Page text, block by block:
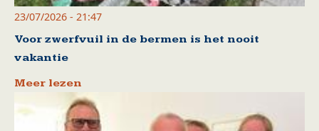
23/07/2026 - 21:47
Voor zwerfvuil in de bermen is het nooit
vakantie
Meer lezen